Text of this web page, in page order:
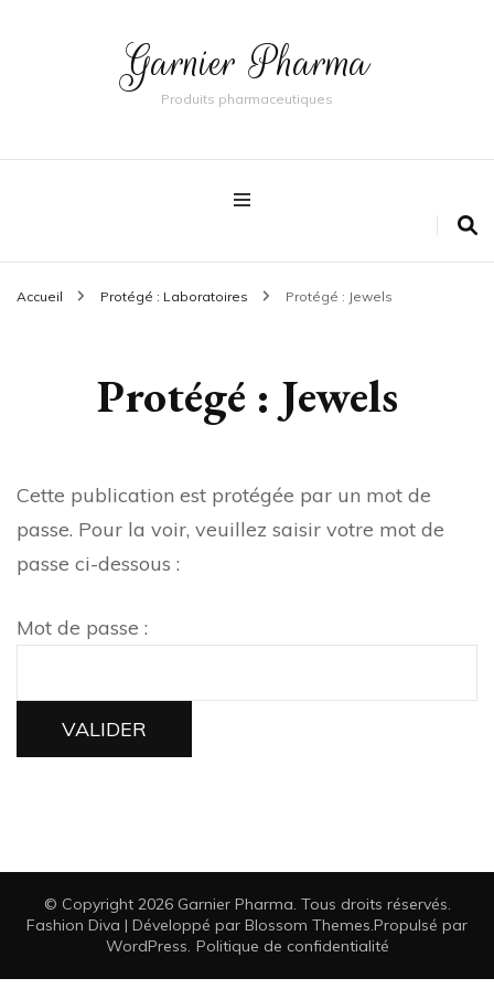
Garnier Pharma
Produits pharmaceutiques
Accueil Protégé : Laboratoires Protégé : Jewels
Protégé : Jewels
Cette publication est protégée par un mot de
passe. Pour la voir, veuillez saisir votre mot de
passe ci-dessous :
Mot de passe :
© Copyright 2026 Garnier Pharma. Tous droits réservés.
Fashion Diva | Développé par Blossom Themes.Propulsé par
WordPress. Politique de confidentialité